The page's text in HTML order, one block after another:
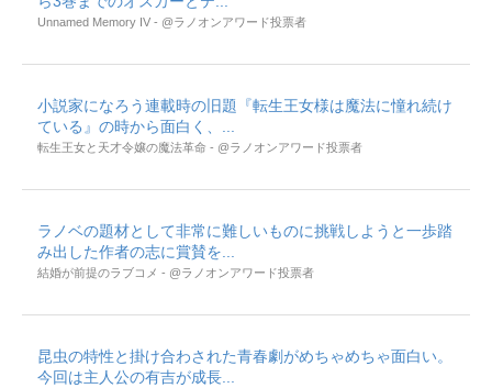
Unnamed Memory IV - @ラノオンアワード投票者
小説家になろう連載時の旧題『転生王女様は魔法に憧れ続け
ている』の時から面白く、...
転生王女と天才令嬢の魔法革命 - @ラノオンアワード投票者
ラノベの題材として非常に難しいものに挑戦しようと一歩踏
み出した作者の志に賞賛を...
結婚が前提のラブコメ - @ラノオンアワード投票者
昆虫の特性と掛け合わされた青春劇がめちゃめちゃ面白い。
今回は主人公の有吉が成長...